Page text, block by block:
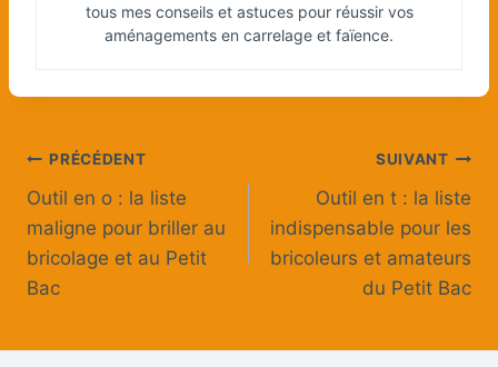
tous mes conseils et astuces pour réussir vos
aménagements en carrelage et faïence.
Navigation
de
l’article
PRÉCÉDENT
Outil en o : la liste
maligne pour briller au
bricolage et au Petit
Bac
SUIVANT
Outil en t : la liste
indispensable pour les
bricoleurs et amateurs
du Petit Bac